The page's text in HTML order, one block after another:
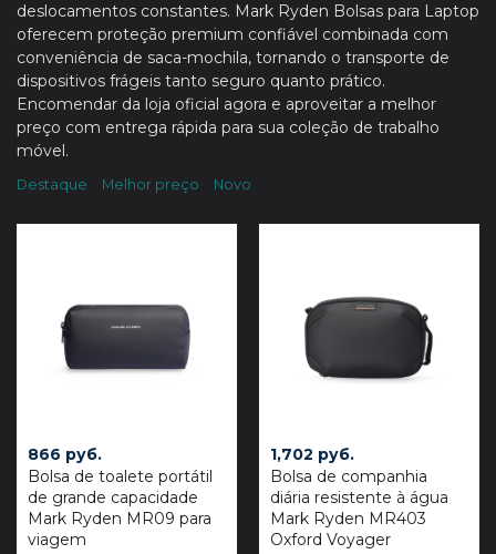
deslocamentos constantes. Mark Ryden Bolsas para Laptop
oferecem proteção premium confiável combinada com
conveniência de saca-mochila, tornando o transporte de
dispositivos frágeis tanto seguro quanto prático.
Encomendar da loja oficial agora e aproveitar a melhor
preço com entrega rápida para sua coleção de trabalho
móvel.
Destaque Melhor preço Novo
866 руб.
Bolsa de toalete portátil
de grande capacidade
Mark Ryden MR09 para
viagem
1,702 руб.
Bolsa de companhia
diária resistente à água
Mark Ryden MR403
Oxford Voyager